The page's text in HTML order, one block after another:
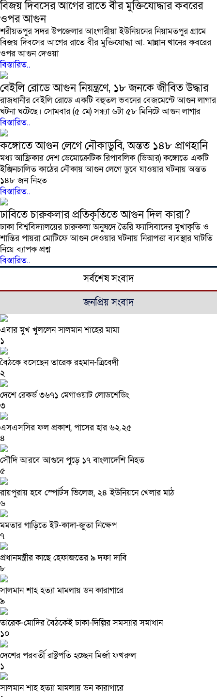
বিজয় দিবসের আগের রাতে বীর মুক্তিযোদ্ধার কবরের
ওপর আগুন
শরীয়তপুর সদর উপজেলার আংগারীয়া ইউনিয়নের নিয়ামতপুর গ্রামে
বিজয় দিবসের আগের রাতে বীর মুক্তিযোদ্ধা আ. মান্নান খানের কবরের
ওপর আগুন দেওয়া
বিস্তারিত..
বেইলি রোডে আগুন নিয়ন্ত্রণে, ১৮ জনকে জীবিত উদ্ধার
রাজধানীর বেইলি রোডে একটি বহুতল ভবনের বেজমেন্টে আগুন লাগার
ঘটনা ঘটেছে। সোমবার (৫ মে) সন্ধ্যা ৬টা ৫৮ মিনিটে আগুন লাগার
বিস্তারিত..
কঙ্গোতে আগুন লেগে নৌকাডুবি, অন্তত ১৪৮ প্রাণহানি
মধ্য আফ্রিকার দেশ ডেমোক্রেটিক রিপাবলিক (ডিআর) কঙ্গোতে একটি
ইঞ্জিনচালিত কাঠের নৌকায় আগুন লেগে ডুবে যাওয়ার ঘটনায় অন্তত
১৪৮ জন নিহত
বিস্তারিত..
ঢাবিতে চারুকলার প্রতিকৃতিতে আগুন দিল কারা?
ঢাকা বিশ্ববিদ্যালয়ের চারুকলা অনুষদে তৈরি ফ্যাসিবাদের মুখাকৃতি ও
শান্তির পায়রা মোটিফে আগুন দেওয়ার ঘটনায় নিরাপত্তা ব্যবস্থার ঘাটতি
নিয়ে ব্যাপক প্রশ্ন
বিস্তারিত..
সর্বশেষ সংবাদ
জনপ্রিয় সংবাদ
এবার মুখ খুললেন সালমান শাহের মামা
১
বৈঠকে বসেছেন তারেক রহমান-ত্রিবেদী
২
দেশে রেকর্ড ৩৬৭১ মেগাওয়াট লোডশেডিং
৩
এসএসসির ফল প্রকাশ, পাসের হার ৬২.২৫
৪
সৌদি আরবে আগুনে পুড়ে ১৭ বাংলাদেশি নিহত
৫
রায়পুরায় হবে স্পোর্টস ভিলেজ, ২৪ ইউনিয়নে খেলার মাঠ
৬
মমতার গাড়িতে ইট-কাদা-জুতা নিক্ষেপ
৭
প্রধানমন্ত্রীর কাছে হেফাজতের ৯ দফা দাবি
৮
সালমান শাহ হত্যা মামলায় ডন কারাগারে
৯
তারেক-মোদির বৈঠকেই ঢাকা-দিল্লির সমস্যার সমাধান
১০
দেশের পরবর্তী রাষ্ট্রপতি হচ্ছেন মির্জা ফখরুল
১
সালমান শাহ হত্যা মামলায় ডন কারাগারে